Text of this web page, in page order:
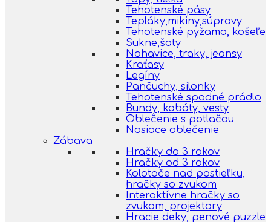
Tehotenské pásy
Tepláky,mikiny,súpravy
Tehotenské pyžama, košeľe
Sukne,šaty
Nohavice, traky, jeansy
Kraťasy
Legíny
Pančuchy, silonky
Tehotenské spodné prádlo
Bundy, kabáty, vesty
Oblečenie s potlačou
Nosiace oblečenie
Zábava
Hračky do 3 rokov
Hračky od 3 rokov
Kolotoče nad postieľku,
hračky so zvukom
Interaktívne hračky so
zvukom, projektory
Hracie deky, penové puzzle